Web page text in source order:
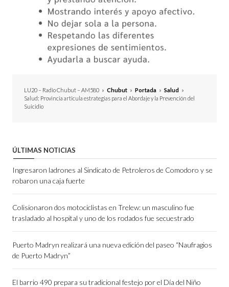
LU20 – Radio Chubut – AM580 » Chubut » Portada » Salud »
Salud: Provincia articula estrategias para el Abordaje y la Prevención del
Suicidio
ÚLTIMAS NOTICIAS
Ingresaron ladrones al Sindicato de Petroleros de Comodoro y se
robaron una caja fuerte
Colisionaron dos motociclistas en Trelew: un masculino fue
trasladado al hospital y uno de los rodados fue secuestrado
Puerto Madryn realizará una nueva edición del paseo “Naufragios
de Puerto Madryn”
El barrio 490 prepara su tradicional festejo por el Día del Niño